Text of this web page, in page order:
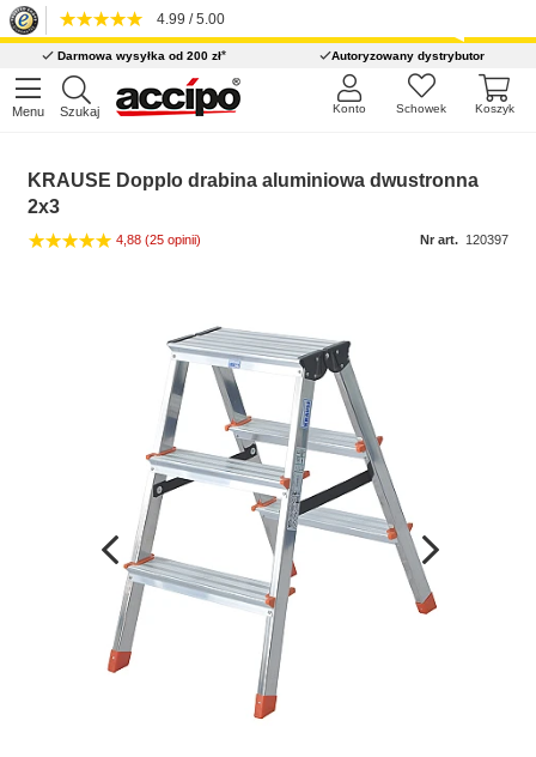
4.99 / 5.00
Darmowa wysyłka od 200 zł* Autoryzowany dystrybutor
Menu Szukaj Koszyk
Schowek
Konto
KRAUSE Dopplo drabina aluminiowa dwustronna
2x3
4,88 (25 opinii) Nr art. 120397
Wcześniejsza
strona
Następne
strona